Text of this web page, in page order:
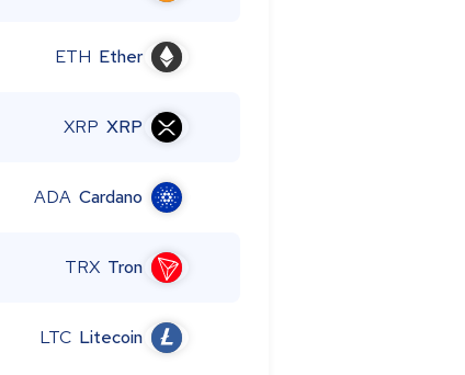
Ether
ETH
XRP
XRP
Cardano
ADA
Tron
TRX
Litecoin
LTC